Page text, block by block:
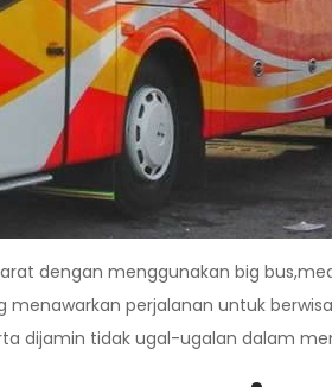
dengan menggunakan big
perjalanan untuk
dijamin tidak ugal-ugalan dalam